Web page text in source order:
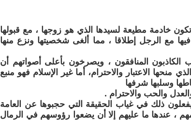
خادمة مطيعة لسيدها الذي هو زوجها ، مع قبولها
مع الرجل إطلاقا ، مما ألغى شخصيتها ونزع منها
الكاذبون المنافقون ، ويصرخون بأعلى أصواتهم أن
منحها الاعتبار والاحترام، أما غير الإسلام فهو منبع
وسلبها شرفها
والحب والاحترام .
ذلك في غياب الحقيقة التي حجبوها عن العامة
، عندها ما عليهم إلا أن يضعوا رؤوسهم في الرمال